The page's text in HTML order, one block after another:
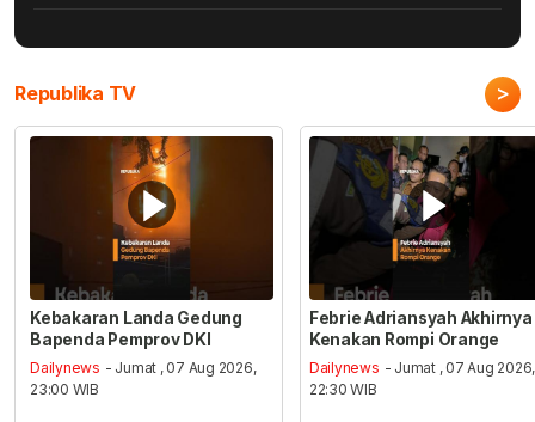
Republika TV >
Kebakaran Landa Gedung
Bapenda Pemprov DKI
Dailynews - Jumat , 07 Aug 2026,
23:00 WIB
Febrie Adriansyah Akhirnya
Kenakan Rompi Orange
Dailynews - Jumat , 07 Aug 2026,
22:30 WIB